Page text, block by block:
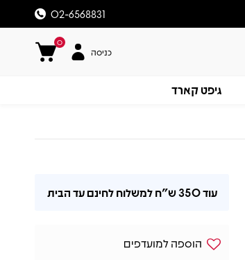
02-6568831
0
כניסה
גיפט קארד
עוד350 ש"ח למשלוח לחינם עד הבית
הוספה למועדפים